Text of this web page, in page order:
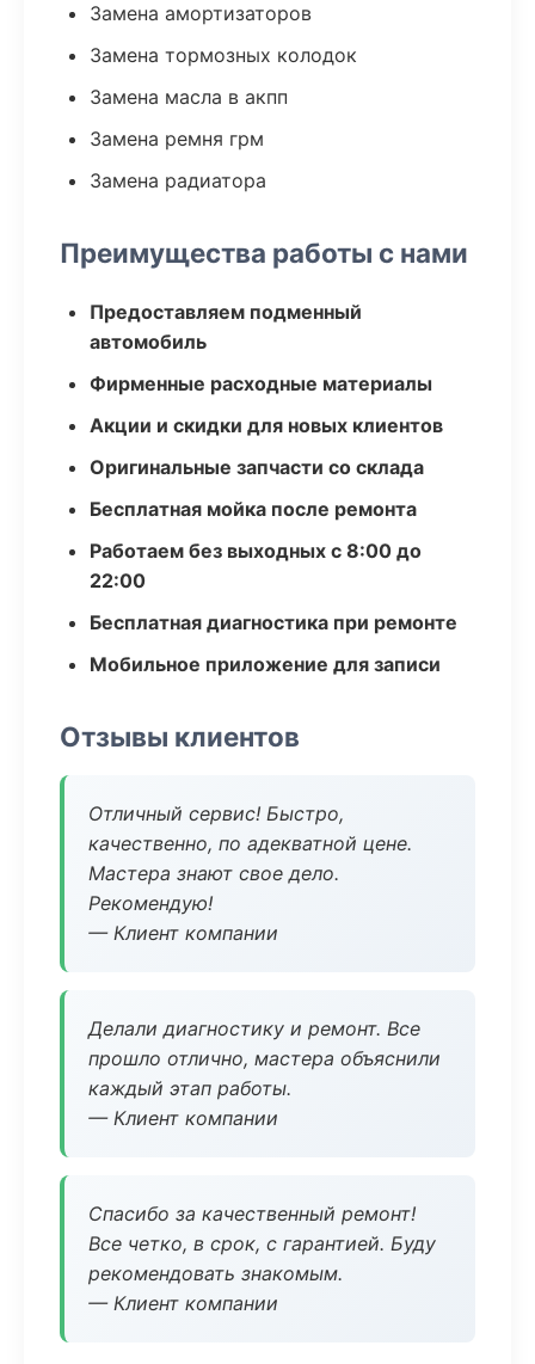
Замена амортизаторов
Замена тормозных колодок
Замена масла в акпп
Замена ремня грм
Замена радиатора
Преимущества работы с нами
Предоставляем подменный
автомобиль
Фирменные расходные материалы
Акции и скидки для новых клиентов
Оригинальные запчасти со склада
Бесплатная мойка после ремонта
Работаем без выходных с 8:00 до
22:00
Бесплатная диагностика при ремонте
Мобильное приложение для записи
Отзывы клиентов
Отличный сервис! Быстро,
качественно, по адекватной цене.
Мастера знают свое дело.
Рекомендую!
— Клиент компании
Делали диагностику и ремонт. Все
прошло отлично, мастера объяснили
каждый этап работы.
— Клиент компании
Спасибо за качественный ремонт!
Все четко, в срок, с гарантией. Буду
рекомендовать знакомым.
— Клиент компании